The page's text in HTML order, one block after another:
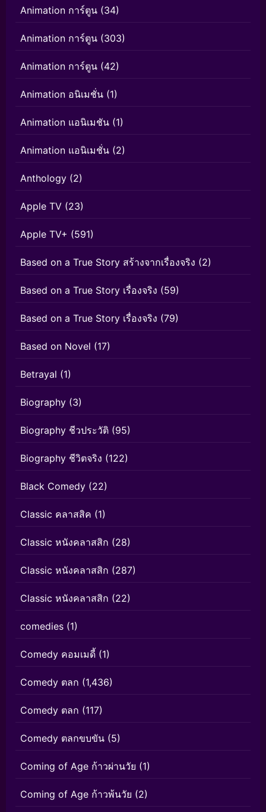
Animation การ์ตูน (34)
Animation การ์ตูน (303)
Animation การ์ตูน (42)
Animation อนิเมชั่น (1)
Animation แอนิเมชัน (1)
Animation แอนิเมชั่น (2)
Anthology (2)
Apple TV (23)
Apple TV+ (591)
Based on a True Story สร้างจากเรื่องจริง (2)
Based on a True Story เรื่องจริง (59)
Based on a True Story เรื่องจริง (79)
Based on Novel (17)
Betrayal (1)
Biography (3)
Biography ชีวประวัติ (95)
Biography ชีวิตจริง (122)
Black Comedy (22)
Classic คลาสสิค (1)
Classic หนังคลาสสิก (28)
Classic หนังคลาสสิก (287)
Classic หนังคลาสสิก (22)
comedies (1)
Comedy คอมเมดี้ (1)
Comedy ตลก (1,436)
Comedy ตลก (117)
Comedy ตลกขบขัน (5)
Coming of Age ก้าวผ่านวัย (1)
Coming of Age ก้าวพ้นวัย (2)